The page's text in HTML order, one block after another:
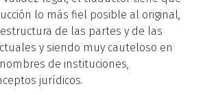
lo más fiel posible al original,
de las partes y de las
y siendo muy cauteloso en
de instituciones,
jurídicos.